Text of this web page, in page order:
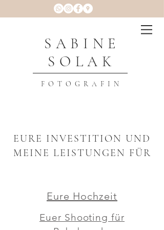
SABINE
SOLAK
FOTOGRAFIN
EURE INVESTITION UND
MEINE LEISTUNGEN FÜR
Eure Hochzeit
Euer Shooting für